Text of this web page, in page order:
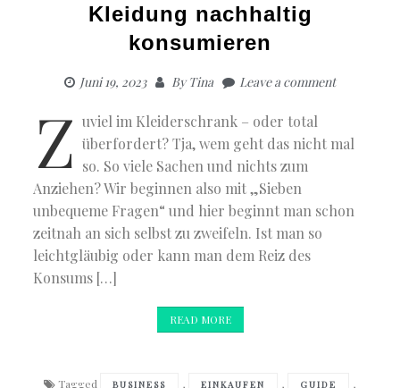
Kleidung nachhaltig
konsumieren
Juni 19, 2023 ByTina Leave a comment
Z uviel im Kleiderschrank – oder total
überfordert? Tja, wem geht das nicht mal
so. So viele Sachen und nichts zum
Anziehen? Wir beginnen also mit „Sieben
unbequeme Fragen“ und hier beginnt man schon
zeitnah an sich selbst zu zweifeln. Ist man so
leichtgläubig oder kann man dem Reiz des
Konsums […]
READ MORE
Tagged BUSINESS , EINKAUFEN , GUIDE ,